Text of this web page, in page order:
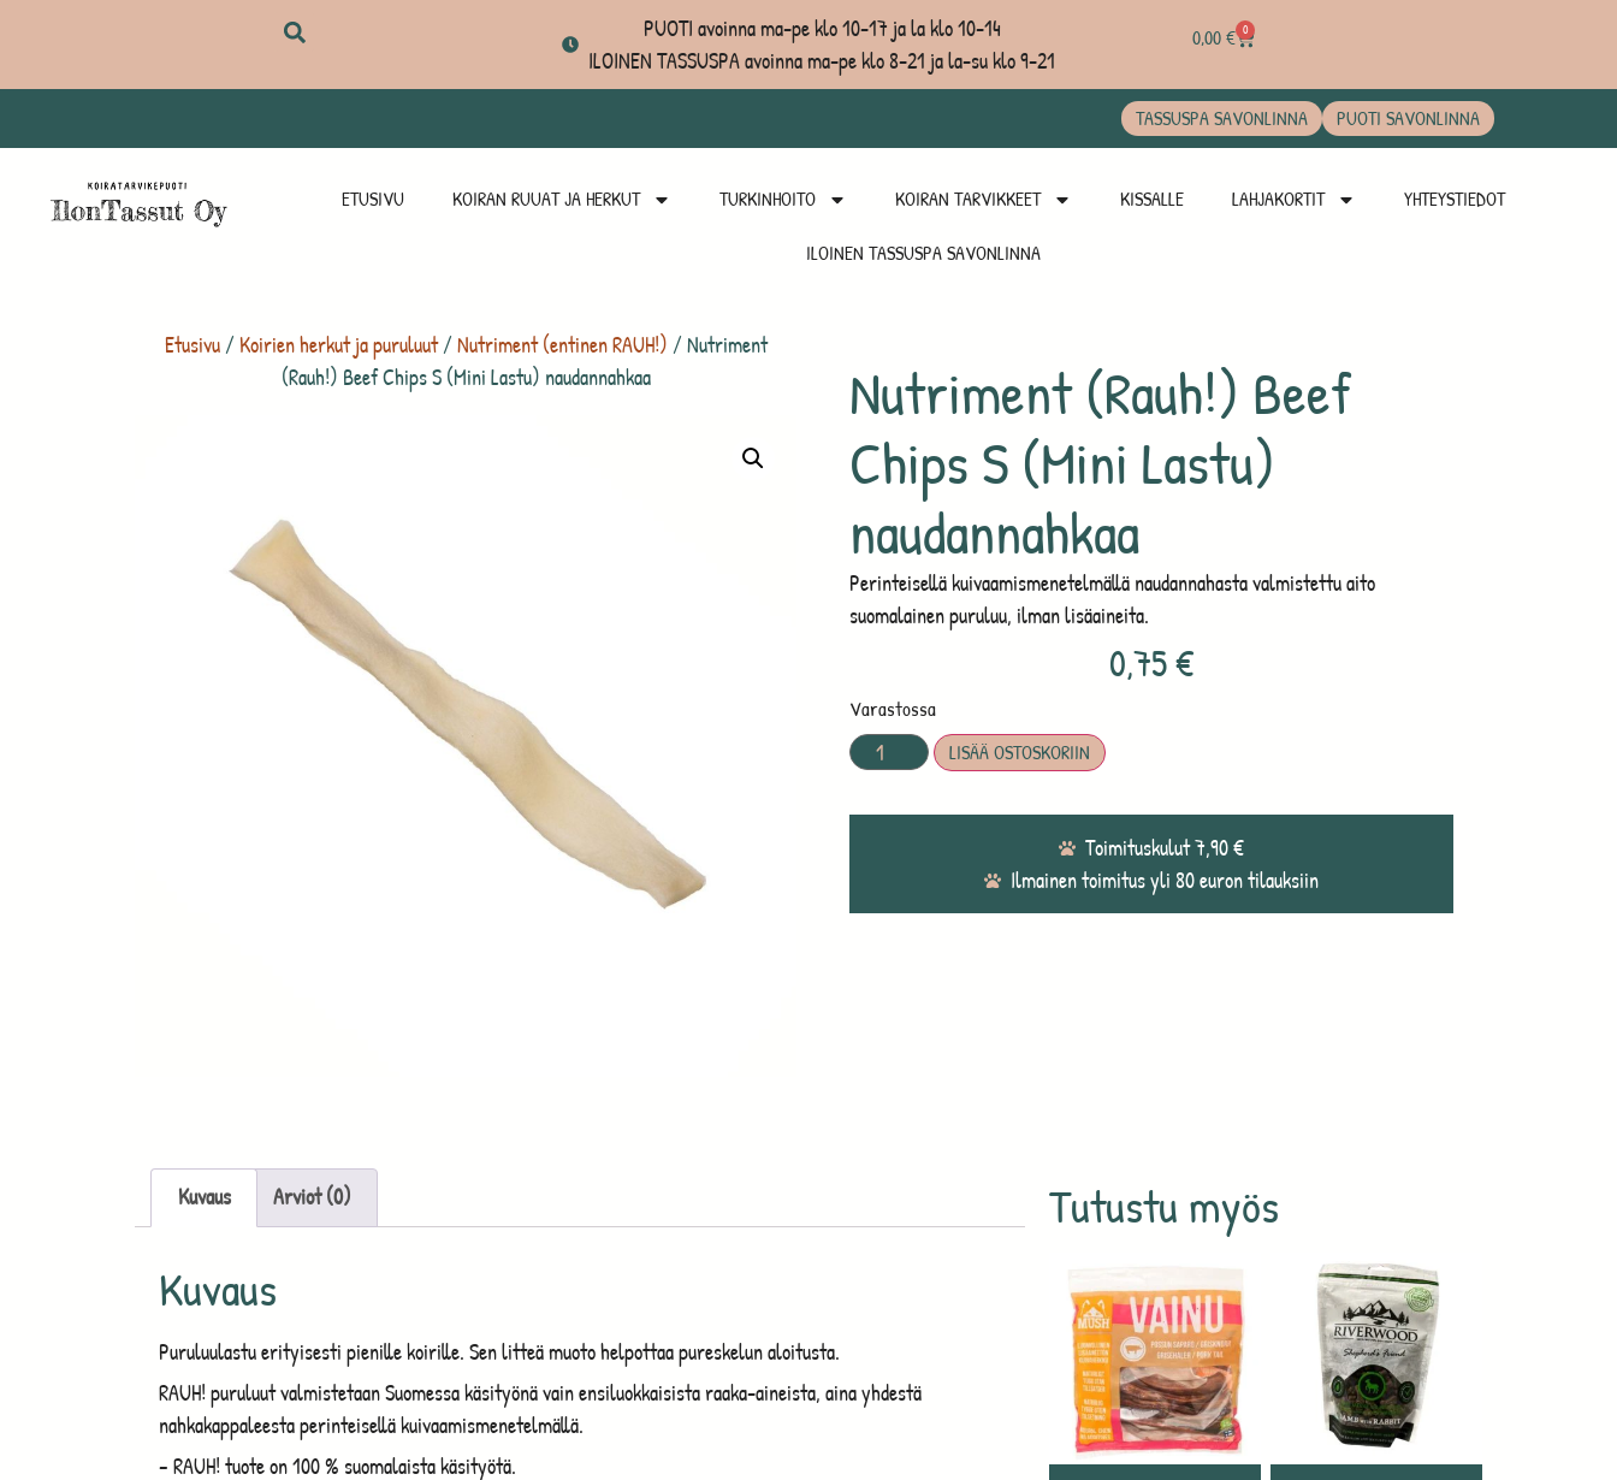
PUOTI avoinna ma-pe klo 10-17 ja la klo 10-14
ILOINEN TASSUSPA avoinna ma-pe klo 8-21 ja la-su klo 9-21
0,00€ 0
TASSUSPA SAVONLINNA PUOTI SAVONLINNA
ETUSIVU KOIRAN RUUAT JA HERKUT TURKINHOITO KOIRAN TARVIKKEET KISSALLE LAHJAKORTIT YHTEYSTIEDOT
ILOINEN TASSUSPA SAVONLINNA
Etusivu/Koirien herkut ja puruluut/Nutriment (entinen RAUH!) / Nutriment
(Rauh!) Beef Chips S (Mini Lastu) naudannahkaa
Nutriment (Rauh!) Beef
Chips S (Mini Lastu)
naudannahkaa
Perinteisellä kuivaamismenetelmällä naudannahasta valmistettu aito
suomalainen puruluu, ilman lisäaineita.
0,75€
Varastossa
LISÄÄ OSTOSKORIIN
Toimituskulut 7,90 €
Ilmainen toimitus yli 80 euron tilauksiin
Tutustu myös
Kuvaus Arviot (0)
Kuvaus
Puruluulastu erityisesti pienille koirille. Sen litteä muoto helpottaa pureskelun aloitusta.
RAUH! puruluut valmistetaan Suomessa käsityönä vain ensiluokkaisista raaka-aineista, aina yhdestä
nahkakappaleesta perinteisellä kuivaamismenetelmällä.
– RAUH! tuote on 100 % suomalaista käsityötä.